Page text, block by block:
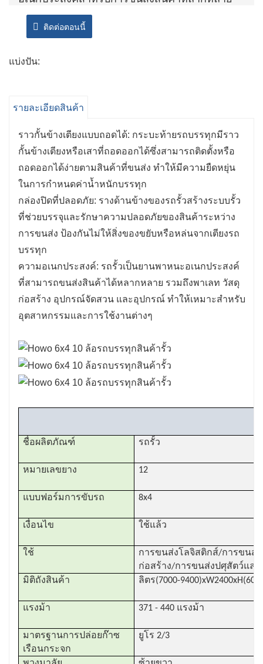
ประเภท ตั้งแต่วัสดุก่อสร้างไปจนถึงวัสดุจัดสวน
เนื่องจากความยืดหยุ่นของระบบรั้วที่สามารถปรับ
3. ความปลอดภัย: รั้วบนรถบรรทุกช่วยเพิ่มความ
แน่นหนาภายในกระบะบรรทุก ซึ่งช่วยลดความ
ขนส่ง
4. ตัวเลือกการปรับแต่ง: สามารถปรับแต่งรถรั้วได้
ด้วยคุณสมบัติเพิ่มเติม เช่น ชั้นวางเครื่องมือ ชั้น
วางบันได และช่องเก็บของ เพื่อเพิ่มประสิทธิภาพ
การจัดองค์กรและการเข้าถึงสินค้าประเภทต่างๆ
5. ประสิทธิภาพ: ระบบรั้วบนรถรั้วช่วยให้ขนถ่าย
สินค้าและเข้าถึงสินค้าได้ง่าย เพิ่มความคล่องตัว
ในการปฏิบัติงาน และเพิ่มประสิทธิภาพในไซต์งาน
โดยรวมแล้ว ข้อดีของผลิตภัณฑ์ของรถรั้วในภาษา
อังกฤษเน้นที่ความสามารถในการขนส่งที่ปลอดภัย
ความคล่องตัวสำหรับสินค้าประเภทต่างๆ การ
ปรับปรุงความปลอดภัย ตัวเลือกการปรับแต่ง และ
ประสิทธิภาพในการจัดการและขนส่งวัสดุ ทำให้
เป็นทรัพย์สินที่มีค่าสำหรับอุตสาหกรรมต่างๆ เช่น
การก่อสร้าง การจัดสวน และบริการบำรุงรักษา
ติดต่อตอนนี้
แบ่งปัน:
รายละเอียดสินค้า
ราวกั้นข้างเตียงแบบถอดได้: กระบะท้ายรถบรรทุกมีราว
กั้นข้างเตียงหรือเสาที่ถอดออกได้ซึ่งสามารถติดตั้งหรือ
ถอดออกได้ง่ายตามสินค้าที่ขนส่ง ทำให้มีความยืดหยุ่น
ในการกำหนดค่าน้ำหนักบรรทุก
กล่องปิดที่ปลอดภัย: รางด้านข้างของรถรั้วสร้างระบบรั้ว
ที่ช่วยบรรจุและรักษาความปลอดภัยของสินค้าระหว่าง
การขนส่ง ป้องกันไม่ให้สิ่งของขยับหรือหล่นจากเตียงรถ
บรรทุก
ความอเนกประสงค์: รถรั้วเป็นยานพาหนะอเนกประสงค์
ที่สามารถขนส่งสินค้าได้หลากหลาย รวมถึงพาเลท วัสดุ
ก่อสร้าง อุปกรณ์จัดสวน และอุปกรณ์ ทำให้เหมาะสำหรับ
อุตสาหกรรมและการใช้งานต่างๆ
ชื่อผลิตภัณฑ์ รถรั้ว
หมายเลขยาง 12
แบบฟอร์มการขับรถ 8x4
เงื่อนไข ใช้แล้ว
ใช้
การขนส่งโลจิสติกส์/การขนส่
ก่อสร้าง/การขนส่งปศุสัตว์แล
มิติถังสินค้า
ลิตร(7000-
แรงม้า 371 - 440 แรงม้า
มาตรฐานการปล่อยก๊าซ
เรือนกระจก
ยูโร 2/3